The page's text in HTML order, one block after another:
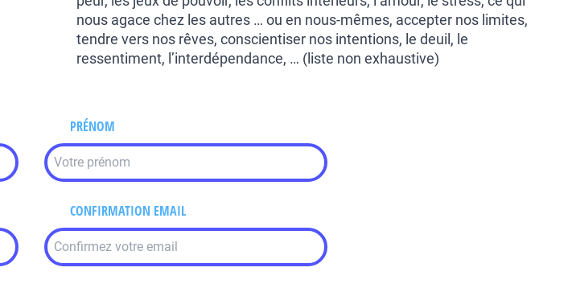
nous agace chez les autres … ou en nous-mêmes, accepter nos limites,
tendre vers nos rêves, conscientiser nos intentions, le deuil, le
ressentiment, l’interdépendance, … (liste non exhaustive)
PRÉNOM
CONFIRMATION EMAIL